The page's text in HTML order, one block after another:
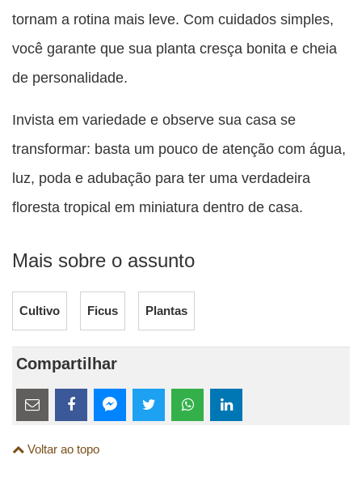
tornam a rotina mais leve. Com cuidados simples,
você garante que sua planta cresça bonita e cheia
de personalidade.
Invista em variedade e observe sua casa se
transformar: basta um pouco de atenção com água,
luz, poda e adubação para ter uma verdadeira
floresta tropical em miniatura dentro de casa.
Mais sobre o assunto
Cultivo Ficus Plantas
Compartilhar
Estes
links
são
esta
esta
Voltar ao topo